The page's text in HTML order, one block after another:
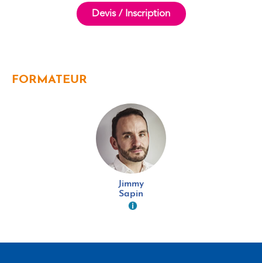
Devis / Inscription
FORMATEUR
Jimmy
Sapin